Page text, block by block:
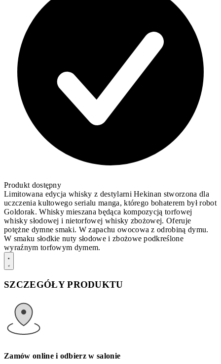
Produkt dostępny
Limitowana edycja whisky z destylarni Hekinan stworzona dla
uczczenia kultowego serialu manga, którego bohaterem był robot
Goldorak. Whisky mieszana będąca kompozycją torfowej
whisky słodowej i nietorfowej whisky zbożowej. Oferuje
potężne dymne smaki. W zapachu owocowa z odrobiną dymu.
W smaku słodkie nuty słodowe i zbożowe podkreślone
wyraźnym torfowym dymem.
SZCZEGÓŁY PRODUKTU
Zamów online i odbierz w salonie